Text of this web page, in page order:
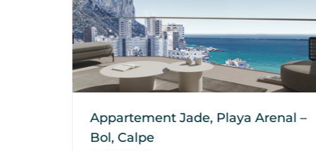
Appartement Jade, Playa Arenal –
Bol, Calpe